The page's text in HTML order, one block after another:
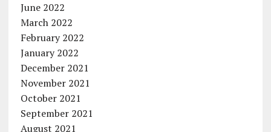
June 2022
March 2022
February 2022
January 2022
December 2021
November 2021
October 2021
September 2021
August 2021